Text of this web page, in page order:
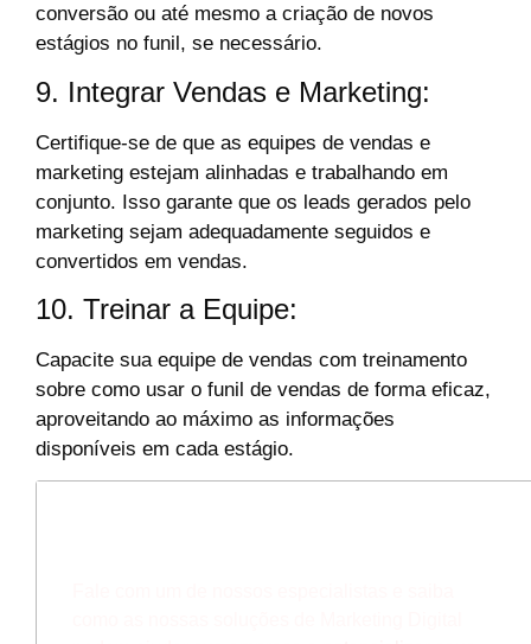
conversão ou até mesmo a criação de novos
estágios no funil, se necessário.
9. Integrar Vendas e Marketing:
Certifique-se de que as equipes de vendas e
marketing estejam alinhadas e trabalhando em
conjunto. Isso garante que os leads gerados pelo
marketing sejam adequadamente seguidos e
convertidos em vendas.
10. Treinar a Equipe:
Capacite sua equipe de vendas com treinamento
sobre como usar o funil de vendas de forma eficaz,
aproveitando ao máximo as informações
disponíveis em cada estágio.